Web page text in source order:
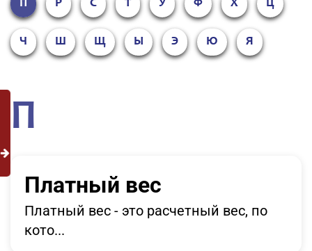
П Р С Т У Ф Х Ц
Ч Ш Щ Ы Э Ю Я
П
Платный вес
Платный вес - это расчетный вес, по
кото...